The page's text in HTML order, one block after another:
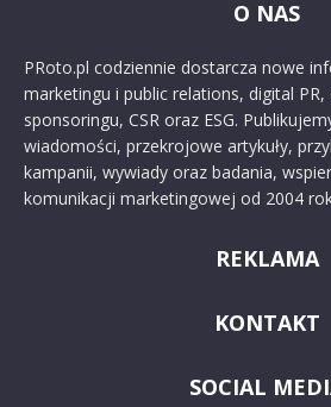
O NAS
PRoto.pl codziennie dostarcza nowe
marketingu i public relations, digital
sponsoringu, CSR oraz ESG.
wiadomości, przekrojowe artykuły,
kampanii, wywiady oraz badania,
komunikacji marketingowej od 2004
REKLAMA
KONTAKT
SOCIAL